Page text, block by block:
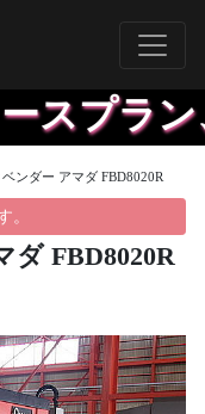
ン、※
ンダー アマダ FBD8020R
。
ダ FBD8020R